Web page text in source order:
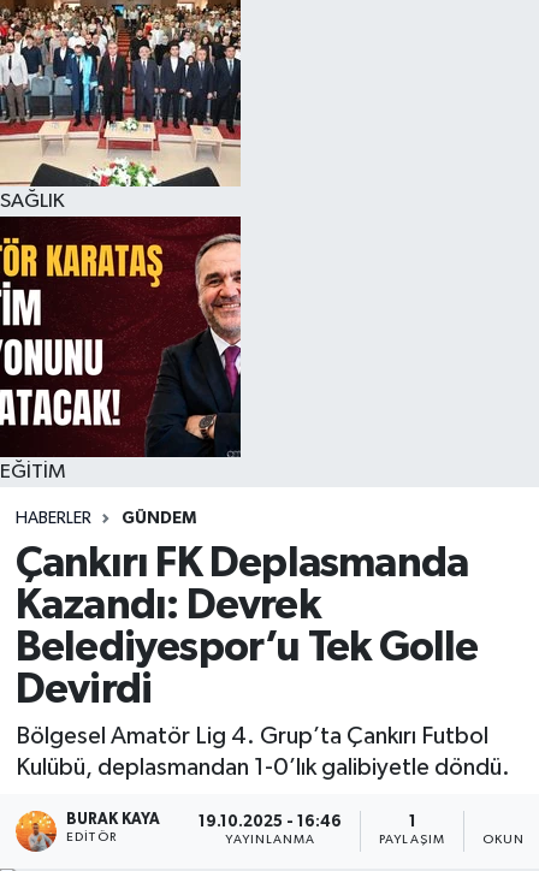
SAĞLIK
EĞİTİM
HABERLER GÜNDEM
Çankırı FK Deplasmanda
Kazandı: Devrek
Belediyespor’u Tek Golle
Devirdi
Bölgesel Amatör Lig 4. Grup’ta Çankırı Futbol
Kulübü, deplasmandan 1-0’lık galibiyetle döndü.
BURAK KAYA
EDITÖR
19.10.2025 - 16:46
YAYINLANMA PAYLAŞIM